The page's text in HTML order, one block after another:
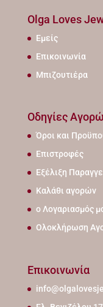
Olga Loves
Εμείς
Επικοινωνία
Μπιζουτιέρα
Οδηγίες
Όροι και
Επιστροφές
Εξέλιξη
Καλάθι αγορών
ο Λογαριασμός
Ολοκλήρωση
Επικοινωνία